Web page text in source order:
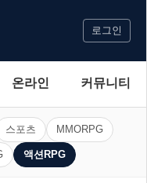
로그인
온라인 커뮤니티
스포츠 MMORPG
액션RPG